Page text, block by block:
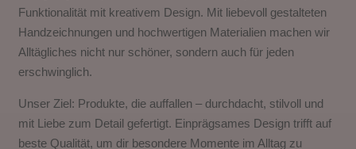
Funktionalität mit kreativem Design. Mit liebevoll gestalteten
Handzeichnungen und hochwertigen Materialien machen wir
Alltägliches nicht nur schöner, sondern auch für jeden
erschwinglich.
Unser Ziel: Produkte, die auffallen – durchdacht, stilvoll und
mit Liebe zum Detail gefertigt. Einprägsames Design trifft auf
beste Qualität, um dir besondere Momente im Alltag zu